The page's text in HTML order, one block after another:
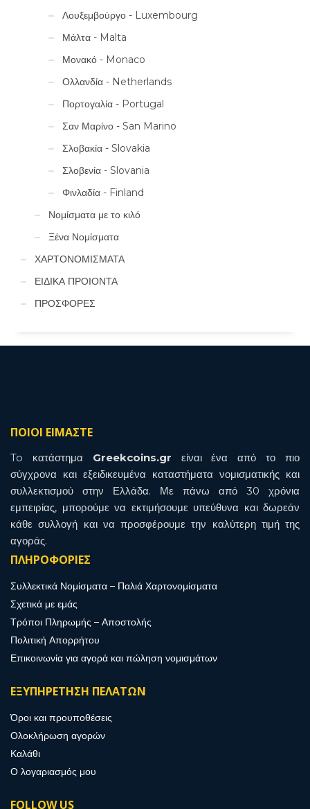
Λουξεμβούργο - Luxembourg
Μάλτα - Malta
Μονακό - Monaco
Ολλανδία - Netherlands
Πορτογαλία - Portugal
Σαν Μαρίνο - San Marino
Σλοβακία - Slovakia
Σλοβενία - Slovania
Φινλαδία - Finland
Νομίσματα με το κιλό
Ξένα Νομίσματα
ΧΑΡΤΟΝΟΜΙΣΜΑΤΑ
ΕΙΔΙΚΑ ΠΡΟΙΟΝΤΑ
ΠΡΟΣΦΟΡΕΣ
ΠΟΙΟΙ ΕΙΜΑΣΤΕ
To κατάστημα Greekcoins.gr είναι ένα από το πιο
σύγχρονα και εξειδικευμένα καταστήματα νομισματικής και
συλλεκτισμού στην Ελλάδα. Με πάνω από 30 χρόνια
εμπειρίας, μπορούμε να εκτιμήσουμε υπεύθυνα και δωρεάν
κάθε συλλογή και να προσφέρουμε την καλύτερη τιμή της
αγοράς.
ΠΛΗΡΟΦΟΡΙΕΣ
Συλλεκτικά Νομίσματα – Παλιά Χαρτονομίσματα
Σχετικά με εμάς
Τρόποι Πληρωμής – Αποστολής
Πολιτική Απορρήτου
Επικοινωνία για αγορά και πώληση νομισμάτων
ΕΞΥΠΗΡΕΤΗΣΗ ΠΕΛΑΤΩΝ
Όροι και προυποθέσεις
Ολοκλήρωση αγορών
Καλάθι
Ο λογαριασμός μου
FOLLOW US